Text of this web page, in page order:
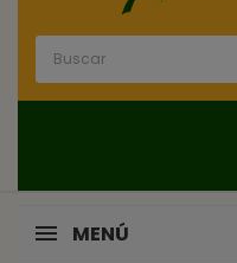
MENÚ